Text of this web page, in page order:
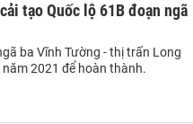
tạo Quốc lộ 61B đoạn ngã
ba Vĩnh Tường - thị trấn Long
2021 để hoàn thành.